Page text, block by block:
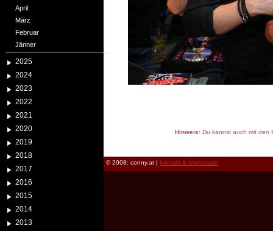
April
März
Februar
Jänner
2025
2024
2023
2022
2021
2020
2019
2018
2017
2016
2015
2014
2013
Hinweis:Du kannst auch mit den
© 2008: conny.at | kontakt & impressum